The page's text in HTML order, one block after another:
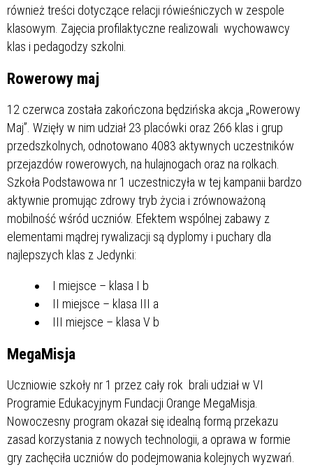
również treści dotyczące relacji rówieśniczych w zespole
klasowym. Zajęcia profilaktyczne realizowali wychowawcy
klas i pedagodzy szkolni.
Rowerowy maj
12 czerwca została zakończona będzińska akcja „Rowerowy
Maj”. Wzięły w nim udział 23 placówki oraz 266 klas i grup
przedszkolnych, odnotowano 4083 aktywnych uczestników
przejazdów rowerowych, na hulajnogach oraz na rolkach.
Szkoła Podstawowa nr 1 uczestniczyła w tej kampanii bardzo
aktywnie promując zdrowy tryb życia i zrównoważoną
mobilność wśród uczniów. Efektem wspólnej zabawy z
elementami mądrej rywalizacji są dyplomy i puchary dla
najlepszych klas z Jedynki:
I miejsce – klasa I b
II miejsce – klasa III a
III miejsce – klasa V b
MegaMisja
Uczniowie szkoły nr 1 przez cały rok brali udział w VI
Programie Edukacyjnym Fundacji Orange MegaMisja.
Nowoczesny program okazał się idealną formą przekazu
zasad korzystania z nowych technologii, a oprawa w formie
gry zachęciła uczniów do podejmowania kolejnych wyzwań.